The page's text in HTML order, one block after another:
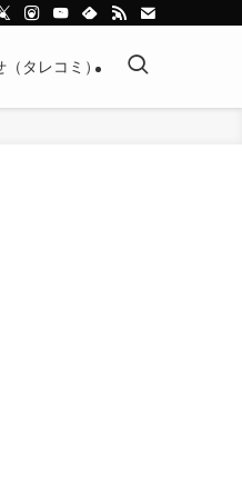
（タレコミ）